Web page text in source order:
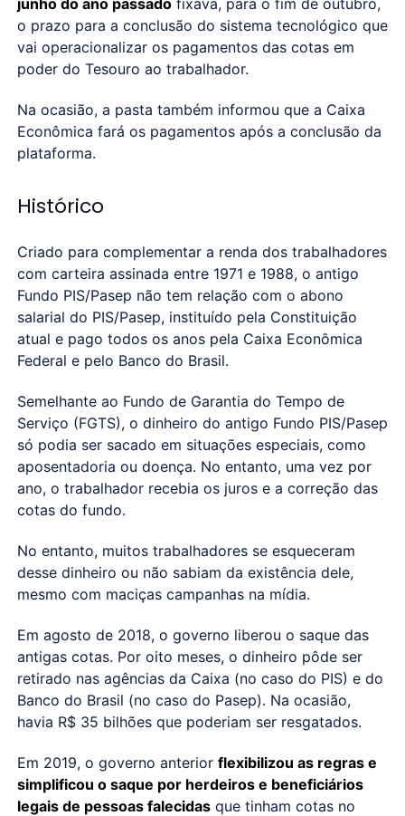
junho do ano passadofixava, para o fim de outubro,
o prazo para a conclusão do sistema tecnológico que
vai operacionalizar os pagamentos das cotas em
poder do Tesouro ao trabalhador.
Na ocasião, a pasta também informou que a Caixa
Econômica fará os pagamentos após a conclusão da
plataforma.
Histórico
Criado para complementar a renda dos trabalhadores
com carteira assinada entre 1971 e 1988, o antigo
Fundo PIS/Pasep não tem relação com o abono
salarial do PIS/Pasep, instituído pela Constituição
atual e pago todos os anos pela Caixa Econômica
Federal e pelo Banco do Brasil.
Semelhante ao Fundo de Garantia do Tempo de
Serviço (FGTS), o dinheiro do antigo Fundo PIS/Pasep
só podia ser sacado em situações especiais, como
aposentadoria ou doença. No entanto, uma vez por
ano, o trabalhador recebia os juros e a correção das
cotas do fundo.
No entanto, muitos trabalhadores se esqueceram
desse dinheiro ou não sabiam da existência dele,
mesmo com maciças campanhas na mídia.
Em agosto de 2018, o governo liberou o saque das
antigas cotas. Por oito meses, o dinheiro pôde ser
retirado nas agências da Caixa (no caso do PIS) e do
Banco do Brasil (no caso do Pasep). Na ocasião,
havia R$ 35 bilhões que poderiam ser resgatados.
Em 2019, o governo anterior flexibilizou as regras e
simplificou o saque por herdeiros e beneficiários
legais de pessoas falecidasque tinham cotas no